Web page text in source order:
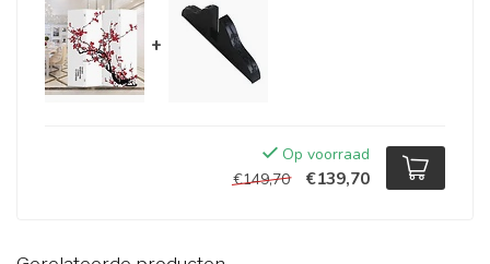
+
Op voorraad
€149,70
€139,70